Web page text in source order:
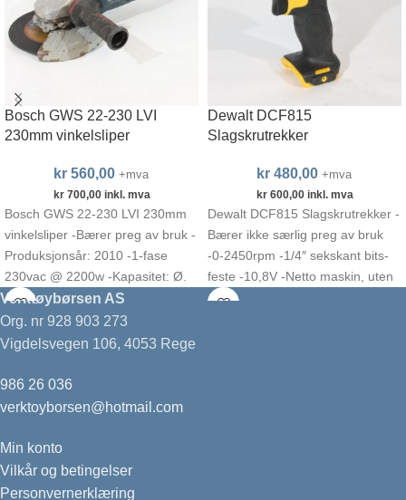
Bosch GWS 22-230 LVI
230mm vinkelsliper
kr560,00 +mva
kr700,00inkl. mva
Bosch GWS 22-230 LVI 230mm
vinkelsliper -Bærer preg av bruk -
Produksjonsår: 2010 -1-fase
230vac @ 2200w -Kapasitet: Ø.
230mm -Omdreiningstall:
Dewalt DCF815
Slagskrutrekker
kr480,00 +mva
kr600,00inkl. mva
Dewalt DCF815 Slagskrutrekker -
Bærer ikke særlig preg av bruk
-0-2450rpm -1/4″ sekskant bits-
feste -10,8V -Netto maskin, uten
batteri og lader
Verktøybørsen AS
Org. nr 928 903 273
Vigdelsvegen 106, 4053 Rege
986 26 036
verktoyborsen@hotmail.com
Min konto
Vilkår og betingelser
Personvernerklæring